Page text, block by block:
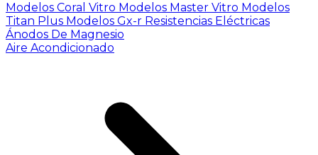
Modelos Coral Vitro Modelos Master Vitro Modelos
Titan Plus Modelos Gx-r Resistencias Eléctricas
Ánodos De Magnesio
Aire Acondicionado